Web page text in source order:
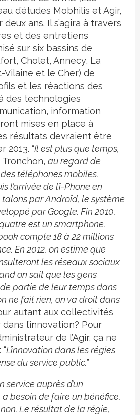
d’études Mobhilis et Agir,
deux ans. Il s’agira à travers
et des entretiens
sur six bassins de
Cholet, Annecy, La
Vilaine et le Cher) de
et les réactions des
des technologies
information
mises en place à
résultats devraient être
2013. “Il est plus que temps,
au regard de
téléphones mobiles.
l’arrivée de l’i-Phone en
talons par Androïd, le système
par Google. Fin 2010,
est un smartphone.
compte 18 à 22 millions
En 2012, on estime que
les réseaux sociaux
on sait que les gens
partie de leur temps dans
ne fait rien, on va droit dans
autant aux collectivités
dans l’innovation? Pour
de l’Agir, ça ne
L’innovation dans les régies
du service public.”
service auprès d’un
besoin de faire un bénéfice,
Le résultat de la régie,